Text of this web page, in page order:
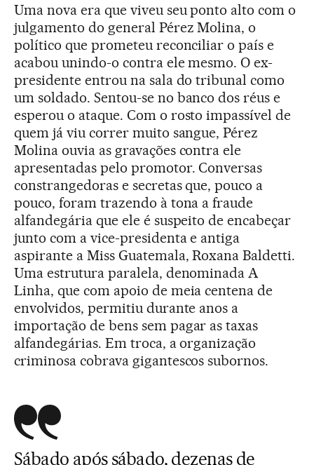
Uma nova era que viveu seu ponto alto com o
julgamento do general Pérez Molina, o
político que prometeu reconciliar o país e
acabou unindo-o contra ele mesmo. O ex-
presidente entrou na sala do tribunal como
um soldado. Sentou-se no banco dos réus e
esperou o ataque. Com o rosto impassível de
quem já viu correr muito sangue, Pérez
Molina ouvia as gravações contra ele
apresentadas pelo promotor. Conversas
constrangedoras e secretas que, pouco a
pouco, foram trazendo à tona a fraude
alfandegária que ele é suspeito de encabeçar
junto com a vice-presidenta e antiga
aspirante a Miss Guatemala, Roxana Baldetti.
Uma estrutura paralela, denominada A
Linha, que com apoio de meia centena de
envolvidos, permitiu durante anos a
importação de bens sem pagar as taxas
alfandegárias. Em troca, a organização
criminosa cobrava gigantescos subornos.
Sábado após sábado, dezenas de